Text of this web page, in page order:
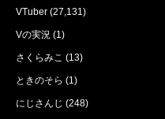
VTuber (27,131)
Vの実況 (1)
さくらみこ (13)
ときのそら (1)
にじさんじ (248)